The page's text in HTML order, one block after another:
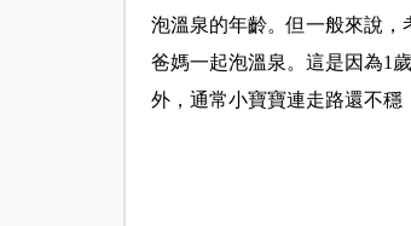
泡溫泉的年齡。但一般來說，
爸媽一起泡溫泉。這是因為1
外，通常小寶寶連走路還不穩